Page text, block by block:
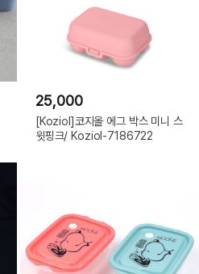
25,000
[Koziol]코지올 에그 박스 미니 스
윗핑크/ Koziol-7186722